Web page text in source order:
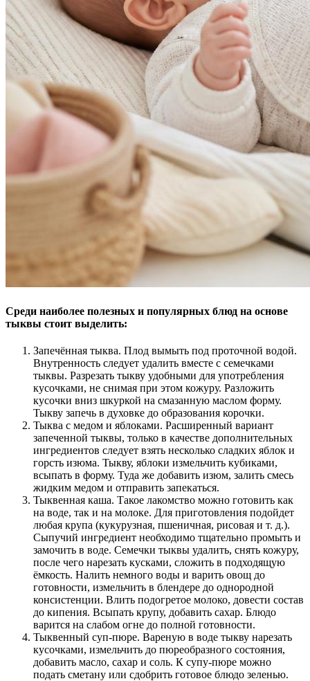
Среди наиболее полезных и популярных блюд на основе
тыквы стоит выделить:
Запечённая тыква. Плод вымыть под проточной водой.
Внутренность следует удалить вместе с семечками
тыквы. Разрезать тыкву удобными для употребления
кусочками, не снимая при этом кожуру. Разложить
кусочки вниз шкуркой на смазанную маслом форму.
Тыкву запечь в духовке до образования корочки.
Тыква с медом и яблоками. Расширенный вариант
запеченной тыквы, только в качестве дополнительных
ингредиентов следует взять несколько сладких яблок и
горсть изюма. Тыкву, яблоки измельчить кубиками,
всыпать в форму. Туда же добавить изюм, залить смесь
жидким медом и отправить запекаться.
Тыквенная каша. Такое лакомство можно готовить как
на воде, так и на молоке. Для приготовления подойдет
любая крупа (кукурузная, пшеничная, рисовая и т. д.).
Сыпучий ингредиент необходимо тщательно промыть и
замочить в воде. Семечки тыквы удалить, снять кожуру,
после чего нарезать кусками, сложить в подходящую
ёмкость. Налить немного воды и варить овощ до
готовности, измельчить в блендере до однородной
консистенции. Влить подогретое молоко, довести состав
до кипения. Всыпать крупу, добавить сахар. Блюдо
варится на слабом огне до полной готовности.
Тыквенный суп-пюре. Вареную в воде тыкву нарезать
кусочками, измельчить до пюреобразного состояния,
добавить масло, сахар и соль. К супу-пюре можно
подать сметану или сдобрить готовое блюдо зеленью.